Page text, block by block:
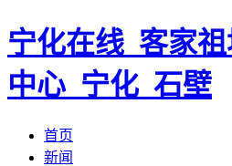
宁化在线_客家
中心_宁化_石壁
首页
新闻